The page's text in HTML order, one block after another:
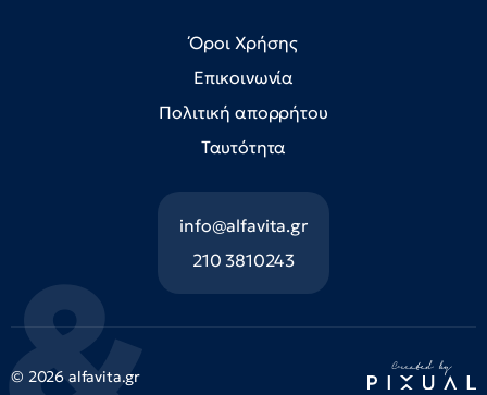
Όροι Χρήσης
Επικοινωνία
Πολιτική απορρήτου
Ταυτότητα
info@alfavita.gr
210 3810243
© 2026 alfavita.gr